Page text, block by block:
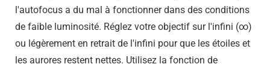
l'autofocus a du mal à fonctionner dans des conditions
de faible luminosité. Réglez votre objectif sur l'infini (∞)
ou légèrement en retrait de l'infini pour que les étoiles et
les aurores restent nettes. Utilisez la fonction de